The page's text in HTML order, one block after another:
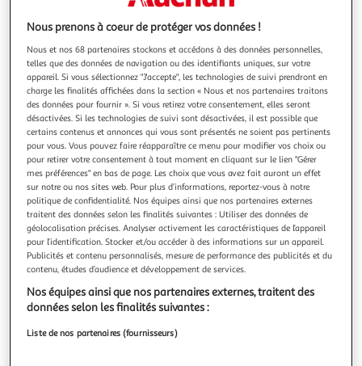
BRASSEURS SAVOYARDS
Bière blonde bio 5% bouteille
À la fois douce et subtile, la Brasseurs Savoyards Blonde
offre un reflet d’or, un goût authentique de malts et de
houblons, sous une couronne de mousse fine et crémeuse.
Ces saveurs de malts et sa légère amertume font de la
Brasseurs Savoyards Blonde une bière agréable et fruitée.
La recette ancest
En savoir +
75cl
Vous voulez connaître le prix de ce produit ?
Afficher le prix
Nous prenons à coeur de protéger vos données !
Nous et nos 68 partenaires stockons et accédons à des données personnelles,
telles que des données de navigation ou des identifiants uniques, sur votre
appareil. Si vous sélectionnez "J'accepte", les technologies de suivi prendront en
charge les finalités affichées dans la section « Nous et nos partenaires traitons
des données pour fournir ». Si vous retirez votre consentement, elles seront
désactivées. Si les technologies de suivi sont désactivées, il est possible que
certains contenus et annonces qui vous sont présentés ne soient pas pertinents
pour vous. Vous pouvez faire réapparaître ce menu pour modifier vos choix ou
pour retirer votre consentement à tout moment en cliquant sur le lien "Gérer
mes préférences" en bas de page. Les choix que vous avez fait auront un effet
sur notre ou nos sites web. Pour plus d’informations, reportez-vous à notre
politique de confidentialité. Nos équipes ainsi que nos partenaires externes
traitent des données selon les finalités suivantes : Utiliser des données de
géolocalisation précises. Analyser activement les caractéristiques de l’appareil
pour l’identification. Stocker et/ou accéder à des informations sur un appareil.
Publicités et contenu personnalisés, mesure de performance des publicités et du
contenu, études d’audience et développement de services.
Nos équipes ainsi que nos partenaires externes, traitent des
données selon les finalités suivantes :
Liste de nos partenaires (fournisseurs)